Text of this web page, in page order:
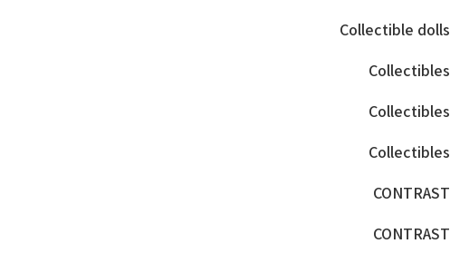
Collectible dolls
Collectibles
Collectibles
Collectibles
CONTRAST
CONTRAST